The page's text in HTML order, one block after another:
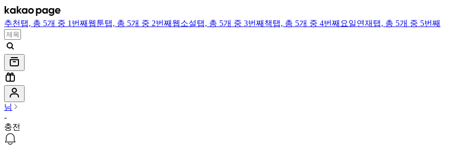
추천 탭, 총 5개 중 1번째 웹툰탭, 총 5개 중 2번째 웹소설탭, 총 5개 중 3번째 책탭, 총 5개 중 4번째 요일연재 탭, 총 5개 중 5번째
님
-
충전